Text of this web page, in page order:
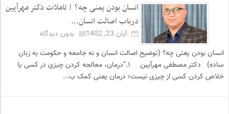
انسان بودن یعنی چه؟ | تاملات دکتر مهرآیین
درباب اصالت انسان...
آبان 23, 1402
بدون دیدگاه
انسان بودن یعنی چه؟ (توضیح اصالت انسان و نه جامعه و حکومت به زبان
ساده) دکتر مصطفی مهرآیین ۱.”درمان، معالجه کردن چیزی در کسی یا
خلاص کردن کسی از چیزی نیست؛ درمان یعنی کمک ب...